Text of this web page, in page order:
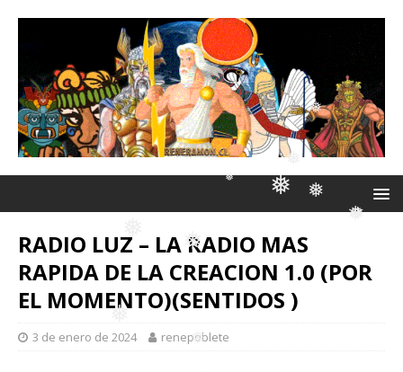
❅ ❅
❅
❅
❅
❅
❅
❅
❅
RADIO LUZ – LA RADIO MAS
RAPIDA DE LA CREACION 1.0 (POR
EL MOMENTO)(SENTIDOS )
3 de enero de 2024 renepoblete